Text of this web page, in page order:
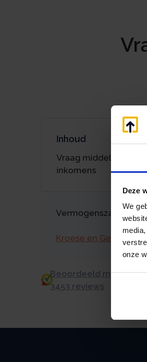
Deze
We
onze
Inhoud
Vraag middeling aan
inkomens
Vermogenszaken
Kroese en Geraerts
Beoordeeld met een
3453 reviews